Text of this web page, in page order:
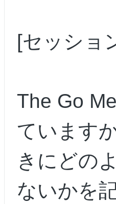
[セッショ
The Go
ています
きにどの
ないかを